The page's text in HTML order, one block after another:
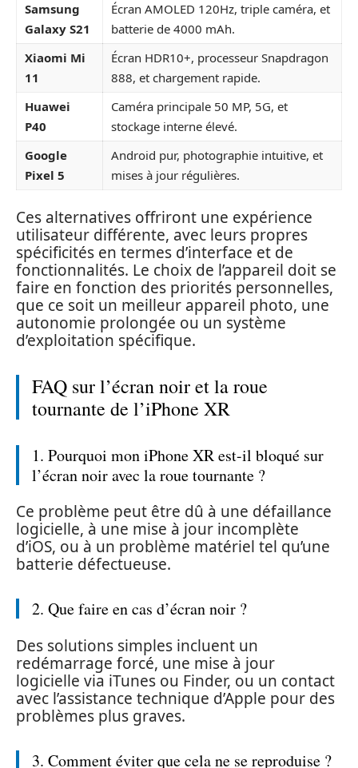
Samsung
Galaxy S21
Écran AMOLED 120Hz, triple caméra, et
batterie de 4000 mAh.
Xiaomi Mi
11
Écran HDR10+, processeur Snapdragon
888, et chargement rapide.
Huawei
P40
Caméra principale 50 MP, 5G, et
stockage interne élevé.
Google
Pixel 5
Android pur, photographie intuitive, et
mises à jour régulières.
Ces alternatives offriront une expérience
utilisateur différente, avec leurs propres
spécificités en termes d’interface et de
fonctionnalités. Le choix de l’appareil doit se
faire en fonction des priorités personnelles,
que ce soit un meilleur appareil photo, une
autonomie prolongée ou un système
d’exploitation spécifique.
FAQ sur l’écran noir et la roue
tournante de l’iPhone XR
1. Pourquoi mon iPhone XR est-il bloqué sur
l’écran noir avec la roue tournante ?
Ce problème peut être dû à une défaillance
logicielle, à une mise à jour incomplète
d’iOS, ou à un problème matériel tel qu’une
batterie défectueuse.
2. Que faire en cas d’écran noir ?
Des solutions simples incluent un
redémarrage forcé, une mise à jour
logicielle via iTunes ou Finder, ou un contact
avec l’assistance technique d’Apple pour des
problèmes plus graves.
3. Comment éviter que cela ne se reproduise ?